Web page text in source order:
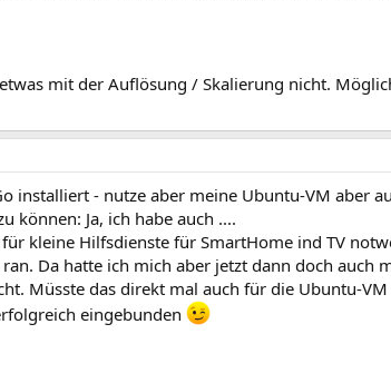
mit der Auflösung / Skalierung nicht.
installiert - nutze aber meine Ubuntu-VM aber
können: Ja, ich habe auch ....
kleine Hilfsdienste für SmartHome ind TV
Da hatte ich mich aber jetzt dann doch auch
Müsste das direkt mal auch für die Ubuntu-VM
eingebunden